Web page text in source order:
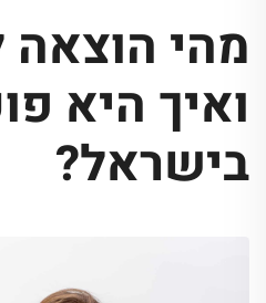
מהי הוצאה
ואיך היא
בישראל?